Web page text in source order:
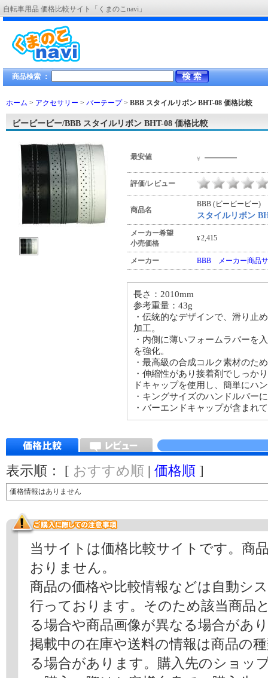
自転車用品 価格比較サイト「くまのこnavi」
商品検索 ：
ホーム > アクセサリー > バーテープ> BBB スタイルリボン BHT-08 価格比較
ビービービー/BBB スタイルリボン BHT-08 価格比較
最安値 ¥ ―――
評価/レビュー
商品名
BBB (ビービービー)
スタイルリボン
メーカー希望
小売価格
¥2,415
メーカー BBB メーカー商品
長さ：2010mm
参考重量：43g
・伝統的なデザインで、滑り止
加工。
・内側に薄いフォームラバーを
を強化。
・最高級の合成コルク素材のた
・伸縮性があり接着剤でしっか
ドキャップを使用し、簡単にハ
・キングサイズのハンドルバー
・バーエンドキャップが含まれ
表示順： [ おすすめ順 | 価格順 ]
価格情報はありません
当サイトは価格比較サイトです。商
おりません。
商品の価格や比較情報などは自動シ
行っております。そのため該当商品
る場合や商品画像が異なる場合があ
掲載中の在庫や送料の情報は商品の
る場合があります。購入先のショッ